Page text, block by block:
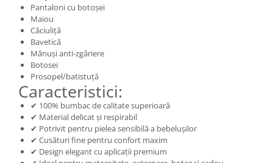
Pantaloni cu botoșei
Maiou
Căciuliță
Bavetică
Mănuși anti-zgâriere
Botosei
Prosopel/batistuță
Caracteristici:
✔ 100% bumbac de calitate superioară
✔ Material delicat și respirabil
✔ Potrivit pentru pielea sensibilă a bebelușilor
✔ Cusături fine pentru confort maxim
✔ Design elegant cu aplicații premium